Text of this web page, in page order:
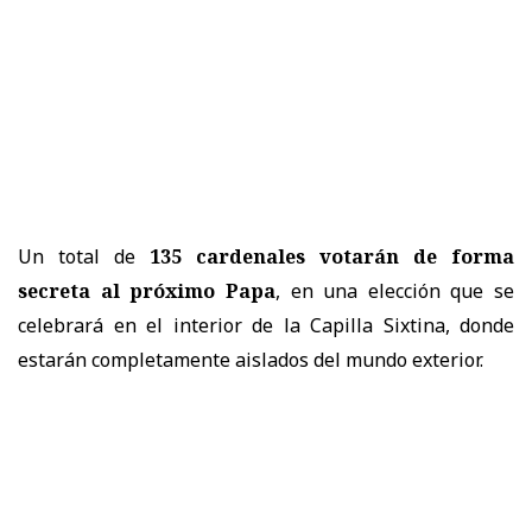
Un total de 135 cardenales votarán de forma
secreta al próximo Papa, en una elección que se
celebrará en el interior de la Capilla Sixtina, donde
estarán completamente aislados del mundo exterior.